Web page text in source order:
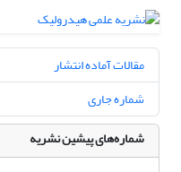
مقالات آماده انتشار
شماره جاری
شماره‌های پیشین نشریه